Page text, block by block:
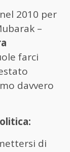
2010 per
–
farci
davvero
di